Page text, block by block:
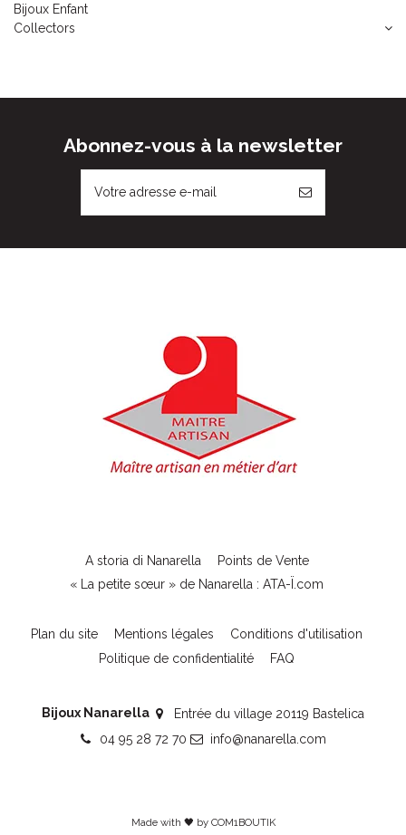
Bijoux Enfant
Collectors
Abonnez-vous à la newsletter
A storia di Nanarella
Points de Vente
« La petite sœur » de Nanarella : ATA-Ï.com
Plan du site Mentions légales
Conditions d'utilisation
Politique de confidentialité
FAQ
Bijoux Nanarella
Entrée du village 20119 Bastelica
04 95 28 72 70
info@nanarella.com
Made with 🖤 by COM1BOUTIK